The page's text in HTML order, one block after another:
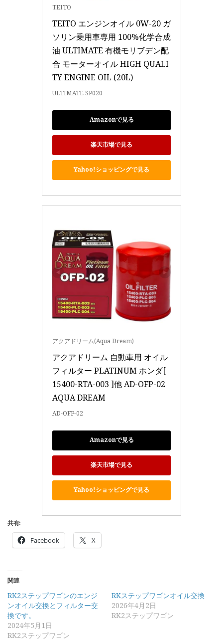
TEITO
TEITO エンジンオイル 0W-20 ガ
ソリン乗用車専用 100%化学合成
油 ULTIMATE 有機モリブデン配
合 モーターオイル HIGH QUALI
TY ENGINE OIL (20L)
ULTIMATE SP020
Amazonで見る
楽天市場で見る
Yahoo!ショッピングで見る
アクアドリーム(Aqua Dream)
アクアドリーム 自動車用 オイル
フィルター PLATINUM ホンダ[
15400-RTA-003 ]他 AD-OFP-02
AQUA DREAM
AD-OFP-02
Amazonで見る
楽天市場で見る
Yahoo!ショッピングで見る
共有:
Facebook X
関連
RK2ステップワゴンのエンジ
ンオイル交換とフィルター交
換です。
2024年5月1日
RK2ステップワゴン
RKステップワゴンオイル交換
2026年4月2日
RK2ステップワゴン